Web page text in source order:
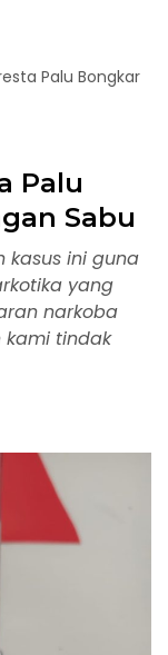
Palu Bongkar
Palu
Sabu
kasus ini guna
yang
narkoba
kami tindak